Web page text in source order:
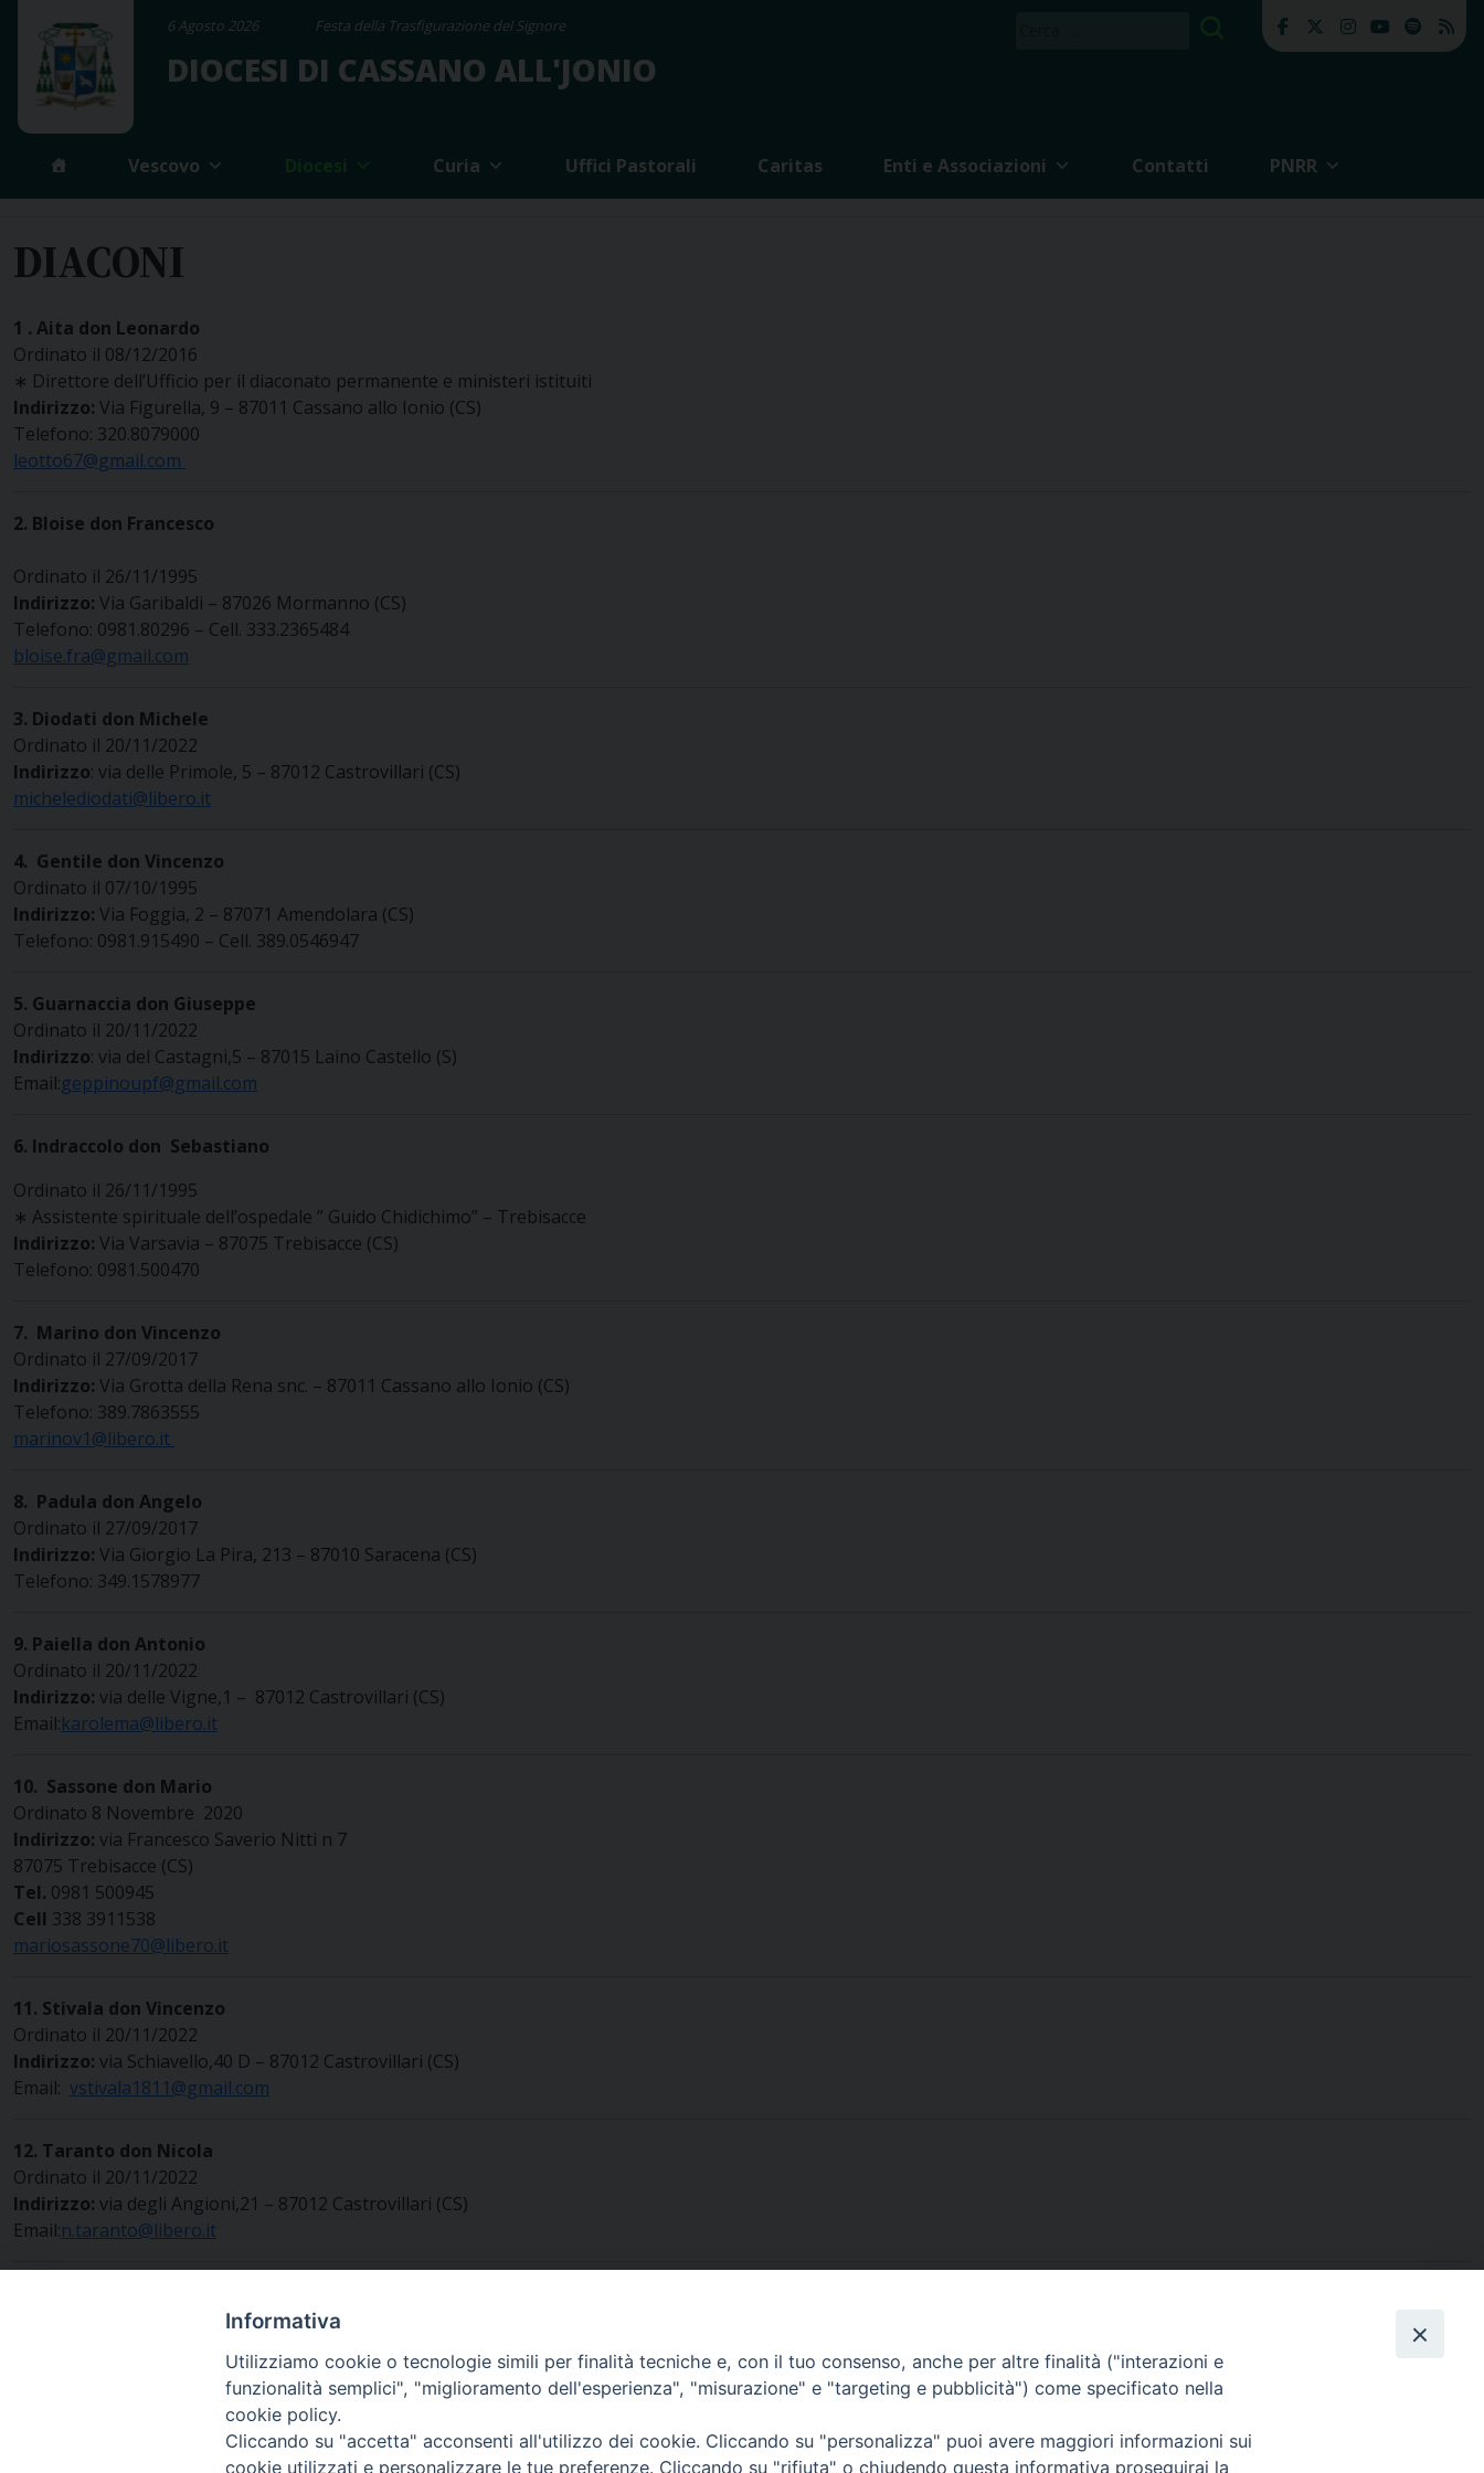
content
6 Agosto 2026 Festa della Trasfigurazione del Signore
DIOCESI DI CASSANO ALL'JONIO
Vescovo Curia Uffici Pastorali Caritas Enti e Associazioni Contatti PNRR
DIACONI
1 . Aita don Leonardo
Ordinato il 08/12/2016
∗ Direttore dell’Ufficio per il diaconato permanente e ministeri istituiti
Indirizzo: Via Figurella, 9 – 87011 Cassano allo Ionio (CS)
Telefono: 320.8079000
leotto67@gmail.com
2. Bloise don Francesco
Ordinato il 26/11/1995
Indirizzo: Via Garibaldi – 87026 Mormanno (CS)
Telefono: 0981.80296 – Cell. 333.2365484
bloise.fra@gmail.com
3. Diodati don Michele
Ordinato il 20/11/2022
Indirizzo: via delle Primole, 5 – 87012 Castrovillari (CS)
michelediodati@libero.it
4. Gentile don Vincenzo
Ordinato il 07/10/1995
Indirizzo: Via Foggia, 2 – 87071 Amendolara (CS)
Telefono: 0981.915490 – Cell. 389.0546947
5. Guarnaccia don Giuseppe
Ordinato il 20/11/2022
Indirizzo: via del Castagni,5 – 87015 Laino Castello (S)
Email:geppinoupf@gmail.com
6. Indraccolo don Sebastiano
Ordinato il 26/11/1995
∗ Assistente spirituale dell’ospedale ” Guido Chidichimo” – Trebisacce
Indirizzo: Via Varsavia – 87075 Trebisacce (CS)
Telefono: 0981.500470
7. Marino don Vincenzo
Ordinato il 27/09/2017
Indirizzo: Via Grotta della Rena snc. – 87011 Cassano allo Ionio (CS)
Telefono: 389.7863555
marinov1@libero.it
8. Padula don Angelo
Ordinato il 27/09/2017
Indirizzo: Via Giorgio La Pira, 213 – 87010 Saracena (CS)
Telefono: 349.1578977
9. Paiella don Antonio
Ordinato il 20/11/2022
Indirizzo: via delle Vigne,1 – 87012 Castrovillari (CS)
Email:karolema@libero.it
10. Sassone don Mario
Ordinato 8 Novembre 2020
Indirizzo: via Francesco Saverio Nitti n 7
87075 Trebisacce (CS)
Tel. 0981 500945
Cell 338 3911538
mariosassone70@libero.it
11. Stivala don Vincenzo
Ordinato il 20/11/2022
Indirizzo: via Schiavello,40 D – 87012 Castrovillari (CS)
Email: vstivala1811@gmail.com
12. Taranto don Nicola
Ordinato il 20/11/2022
Indirizzo: via degli Angioni,21 – 87012 Castrovillari (CS)
Email:n.taranto@libero.it
Facebook
Threads
X
Informativa
Utilizziamo cookie o tecnologie simili per finalità tecniche e, con il tuo consenso, anche per altre finalità ("interazioni e
funzionalità semplici", "miglioramento dell'esperienza", "misurazione" e "targeting e pubblicità") come specificato nella
cookie policy.
Cliccando su "accetta" acconsenti all'utilizzo dei cookie. Cliccando su "personalizza" puoi avere maggiori informazioni sui
cookie utilizzati e personalizzare le tue preferenze. Cliccando su "rifiuta" o chiudendo questa informativa proseguirai la